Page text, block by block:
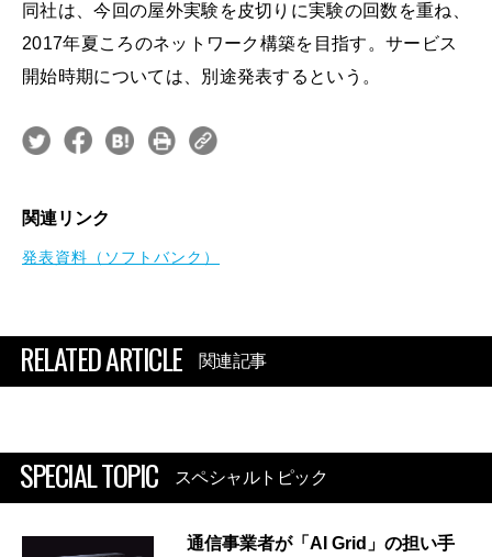
同社は、今回の屋外実験を皮切りに実験の回数を重ね、
2017年夏ころのネットワーク構築を目指す。サービス
開始時期については、別途発表するという。
関連リンク
発表資料（ソフトバンク）
RELATED ARTICLE 関連記事
SPECIAL TOPIC スペシャルトピック
通信事業者が「AI Grid」の担い手